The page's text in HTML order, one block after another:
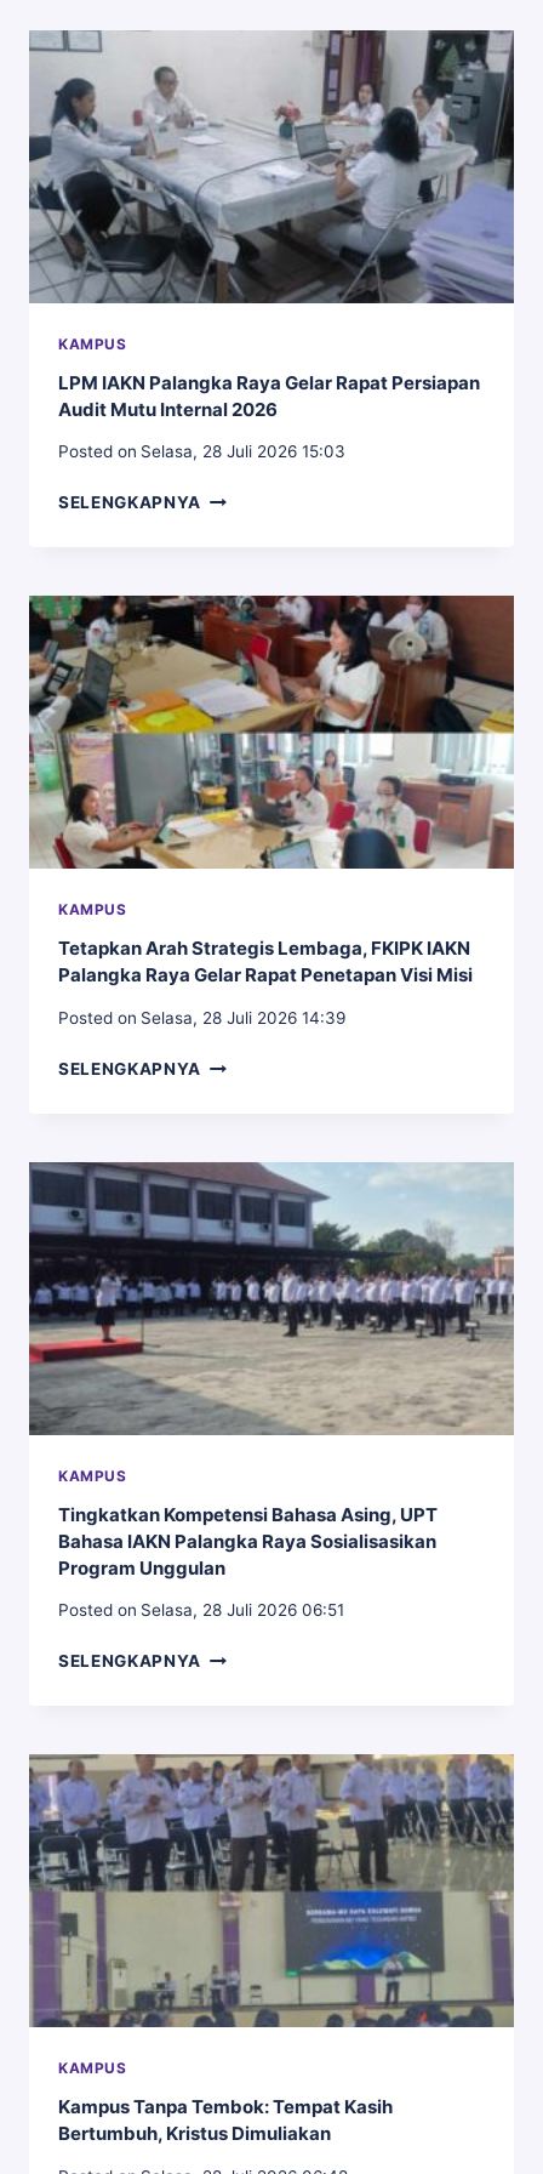
IAKN
GELAR
SOSIALISASI
KURIKULUM
OBE
VIA
ZOOM
MEETING
KAMPUS
LPM IAKN Palangka Raya Gelar Rapat Persiapan
Audit Mutu Internal 2026
Posted on Selasa, 28 Juli 2026 15:03
SELENGKAPNYA LPM
GELAR
RAPAT
PERSIAPAN
AUDIT
MUTU
INTERNAL
2026
KAMPUS
Tetapkan Arah Strategis Lembaga, FKIPK IAKN
Palangka Raya Gelar Rapat Penetapan Visi Misi
Posted on Selasa, 28 Juli 2026 14:39
SELENGKAPNYA TETAPKAN
FKIPK
IAKN
PALANGKA
RAYA
RAPAT
PENETAPAN
MISI
KAMPUS
Tingkatkan Kompetensi Bahasa Asing, UPT
Bahasa IAKN Palangka Raya Sosialisasikan
Program Unggulan
Posted on Selasa, 28 Juli 2026 06:51
SELENGKAPNYA TINGKATKAN
UPT
BAHASA
IAKN
PALANGKA
RAYA
SOSIALISASIKAN
PROGRAM
KAMPUS
Kampus Tanpa Tembok: Tempat Kasih
Bertumbuh, Kristus Dimuliakan